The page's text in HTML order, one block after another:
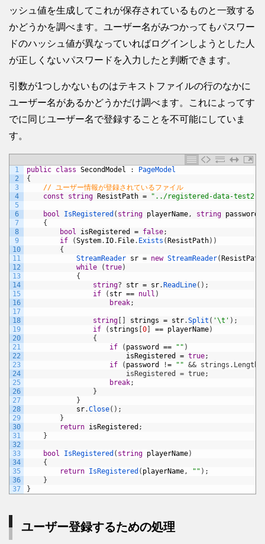
ッシュ値を生成してこれが保存されているものと一致する
かどうかを調べます。ユーザー名がみつかってもパスワー
ドのハッシュ値が異なっていればログインしようとした人
が正しくないパスワードを入力したと判断できます。
引数が1つしかないものはテキストファイルの行のなかに
ユーザー名があるかどうかだけ調べます。これによってす
でに同じユーザー名で登録することを不可能にしていま
す。
1
2
3
4
5
6
7
8
9
10
11
12
13
14
15
16
17
18
19
20
21
22
23
24
25
26
27
28
29
30
31
32
33
34
35
36
37
public class SecondModel :
PageModel
{
// ユーザー情報が登録されているファイル
const
string ResistPath = "../registered-data-
bool IsRegistered ( string playerName, string password
{
bool
isRegistered = false;
if
(System. IO. File. Exists ( ResistPath) )
{
StreamReader sr = new StreamReader( ResistPath
while
(true)
{
string? str = sr. ReadLine( ) ;
if
( str == null )
break;
string strings = str.Split ( '\t' ) ;
if
( strings 0 == playerName)
{
if
( password == "" )
isRegistered
= true;
if
( password != "" && strings.Length
isRegistered = true;
break;
}
}
sr.Close( ) ;
}
return isRegistered ;
}
bool IsRegistered ( string playerName)
{
return IsRegistered ( playerName, "" ) ;
}
}
ユーザー登録するための処理